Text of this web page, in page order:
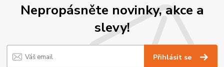
Nepropásněte novinky, akce a
slevy!
Přihlásit se